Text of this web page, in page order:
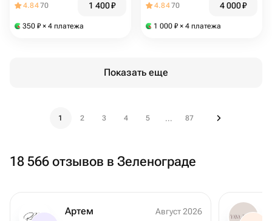
4.8470 1 400₽
350 ₽ × 4 платежа
корунд 14K 50 см
4.8470 4 000₽
1 000 ₽ × 4 платежа
Показать еще
1 2 3 4 5 ... 87
18 566 отзывов в Зеленограде
Артем
Август 2026